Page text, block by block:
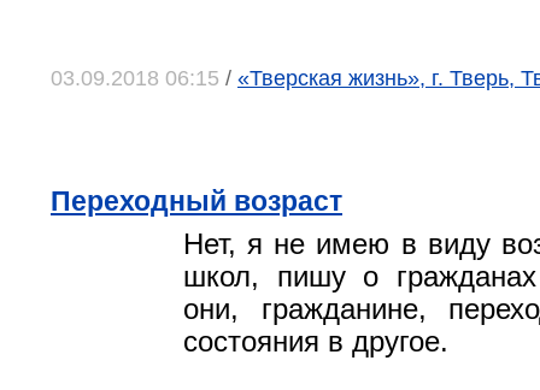
03.09.2018 06:15 / «Тверская жизнь», г. Тверь,
Переходный возраст
Нет, я не имею в виду
школ, пишу о
они, гражданине,
состояния в другое.